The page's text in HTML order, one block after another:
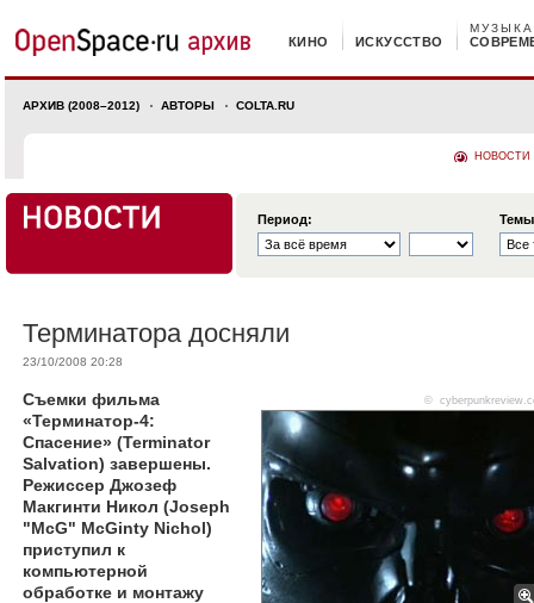
КИНО ИСКУССТВО
МУЗЫКА
АРХИВ (2008–2012) АВТОРЫ COLTA.RU
НОВОСТИ
Период:
Терминатора досняли
23/10/2008 20:28
©
Съемки фильма
«Терминатор-4:
Спасение» (Terminator
Salvation) завершены.
Режиссер Джозеф
Макгинти Никол (Joseph
"McG" McGinty Nichol)
приступил к
компьютерной
обработке и монтажу